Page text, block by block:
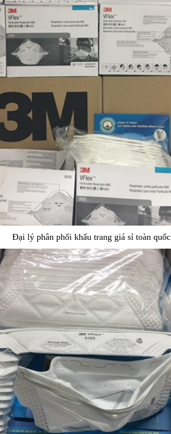
Đại lý phân phối khẩu trang giá sỉ toàn quốc